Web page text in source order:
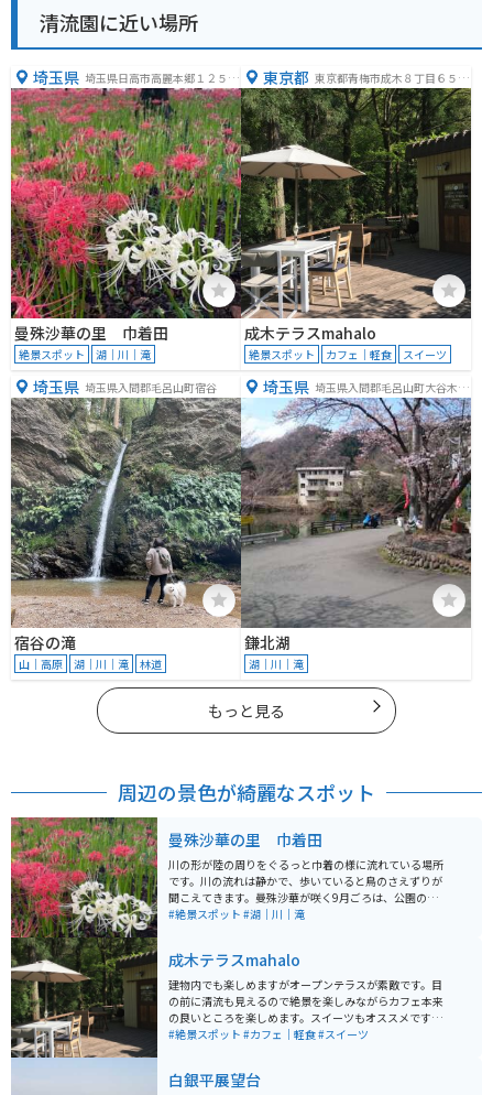
清流園に近い場所
埼玉県 埼玉県日高市高麗本郷１２５
−２
曼殊沙華の里 巾着田
絶景スポット 湖｜川｜滝
東京都 東京都青梅市成木８丁目６５
−２
成木テラスmahalo
絶景スポット カフェ｜軽食 スイーツ
埼玉県 埼玉県入間郡毛呂山町宿谷
宿谷の滝
山｜高原 湖｜川｜滝 林道
埼玉県 埼玉県入間郡毛呂山町大谷木７
３５−１
鎌北湖
湖｜川｜滝
もっと見る
周辺の景色が綺麗なスポット
曼殊沙華の里 巾着田
川の形が陸の周りをぐるっと巾着の様に流れている場所
です。川の流れは静かで、歩いていると鳥のさえずりが
聞こえてきます。曼殊沙華が咲く9月ごろは、公園の入園
料が500円かかります。 公園内はどこも曼殊沙華が咲き
美しい景色を楽しむことができます。
#絶景スポット #湖｜川｜滝
成木テラスmahalo
建物内でも楽しめますがオープンテラスが素敵です。目
の前に清流も見えるので絶景を楽しみながらカフェ本来
の良いところを楽しめます。スイーツもオススメです。
ハンモックもあるので木漏れ日が最高です。定員さんも
#絶景スポット #カフェ｜軽食#スイーツ
白銀平展望台